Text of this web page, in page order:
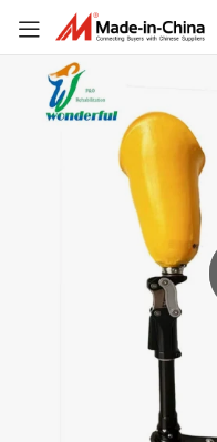
Próteses de Alta Qualidade